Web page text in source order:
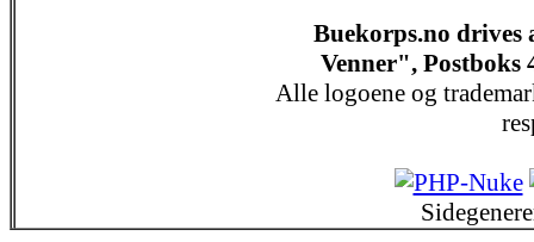
Buekorps.no drives
Venner", Postboks
Alle logoene og